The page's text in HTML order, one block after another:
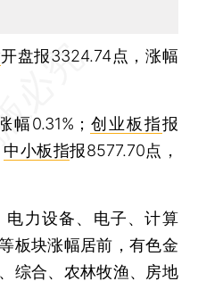
开盘报3324.74点，涨幅
0.31%； 创业板指报
中小板指报8577.70点，
力设备、电子、计算
板块涨幅居前，有色金
综合、农林牧渔、房地